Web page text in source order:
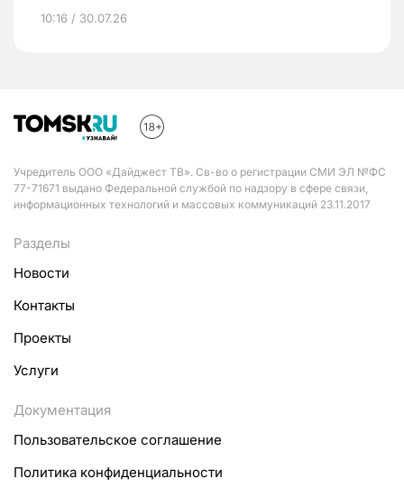
10:16 / 30.07.26
Учредитель ООО «Дайджест ТВ». Св-во о регистрации СМИ ЭЛ №ФС
77-71671 выдано Федеральной службой по надзору в сфере связи,
информационных технологий и массовых коммуникаций 23.11.2017
Разделы
Новости
Контакты
Проекты
Услуги
Документация
Пользовательское соглашение
Политика конфиденциальности